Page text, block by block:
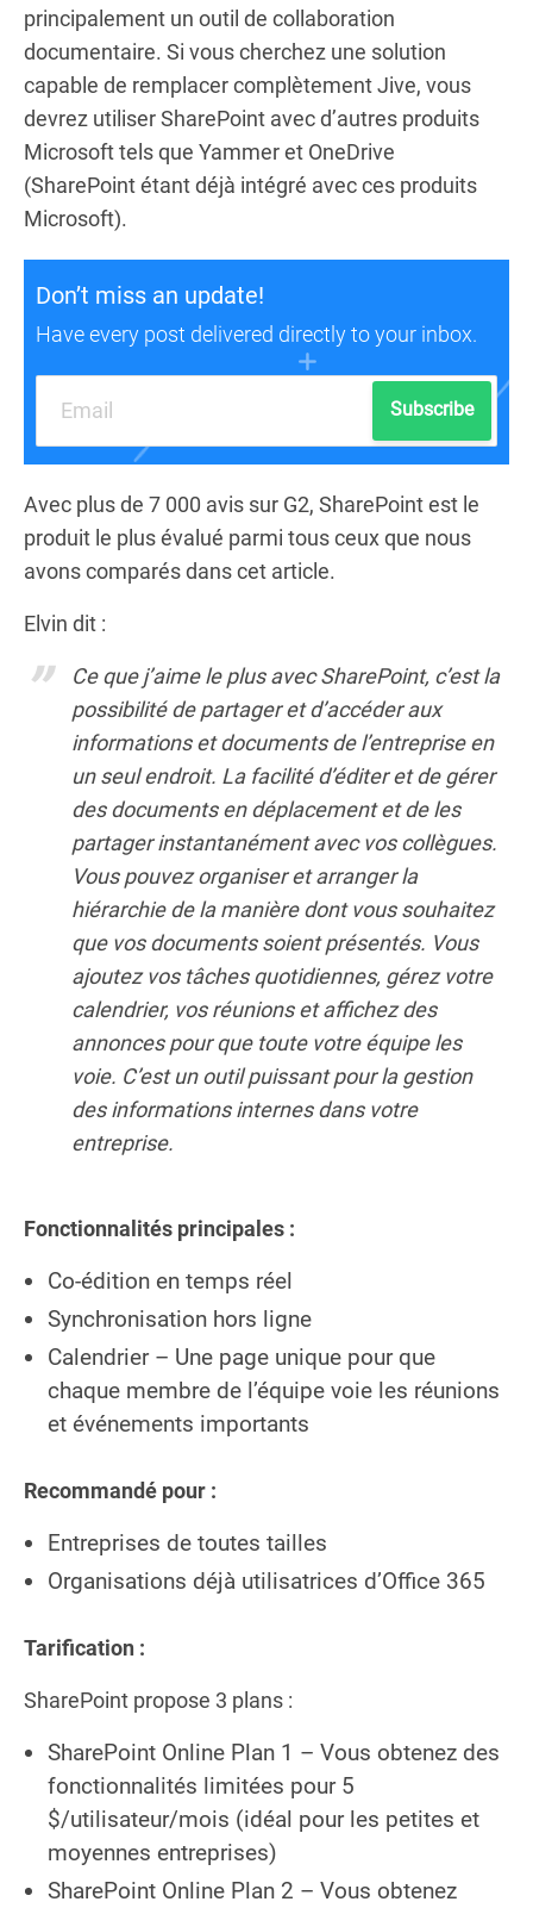
principalement un outil de collaboration
documentaire. Si vous cherchez une solution
capable de remplacer complètement Jive, vous
devrez utiliser SharePoint avec d’autres produits
Microsoft tels que Yammer et OneDrive
(SharePoint étant déjà intégré avec ces produits
Microsoft).
Don’t miss an update!
Have every post delivered directly to your inbox.
Subscribe
Avec plus de 7 000 avis sur G2, SharePoint est le
produit le plus évalué parmi tous ceux que nous
avons comparés dans cet article.
Elvin dit :
Ce que j’aime le plus avec SharePoint, c’est la
possibilité de partager et d’accéder aux
informations et documents de l’entreprise en
un seul endroit. La facilité d’éditer et de gérer
des documents en déplacement et de les
partager instantanément avec vos collègues.
Vous pouvez organiser et arranger la
hiérarchie de la manière dont vous souhaitez
que vos documents soient présentés. Vous
ajoutez vos tâches quotidiennes, gérez votre
calendrier, vos réunions et affichez des
annonces pour que toute votre équipe les
voie. C’est un outil puissant pour la gestion
des informations internes dans votre
entreprise.
Fonctionnalités principales :
Co-édition en temps réel
Synchronisation hors ligne
Calendrier – Une page unique pour que
chaque membre de l’équipe voie les réunions
et événements importants
Recommandé pour :
Entreprises de toutes tailles
Organisations déjà utilisatrices d’Office 365
Tarification :
SharePoint propose 3 plans :
SharePoint Online Plan 1 – Vous obtenez des
fonctionnalités limitées pour 5
$/utilisateur/mois (idéal pour les petites et
moyennes entreprises)
SharePoint Online Plan 2 – Vous obtenez